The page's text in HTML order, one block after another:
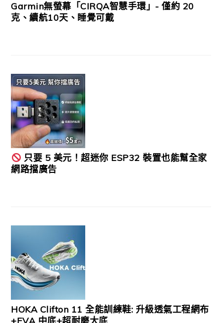
Garmin無螢幕「CIRQA智慧手環」- 僅約 20
克、續航10天、睡覺可戴
只要 5 美元！超迷你 ESP32 裝置也能幫全家
網路擋廣告
HOKA Clifton 11 全能訓練鞋: 升級透氣工程網布